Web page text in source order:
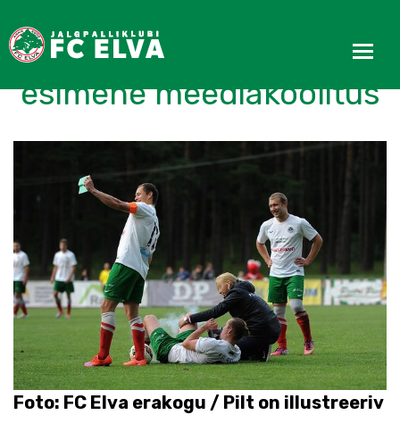
Toimus klubi ajaloo
esimene meediakoolitus
Foto: FC Elva erakogu / Pilt on illustreeriv